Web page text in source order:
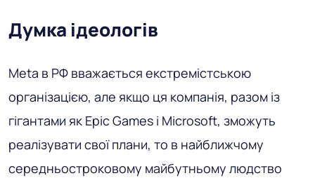
Думка ідеологів
Meta в РФ вважається екстремістською
організацією, але якщо ця компанія, разом із
гігантами як Epic Games і Microsoft, зможуть
реалізувати свої плани, то в найближчому
середньостроковому майбутньому людство